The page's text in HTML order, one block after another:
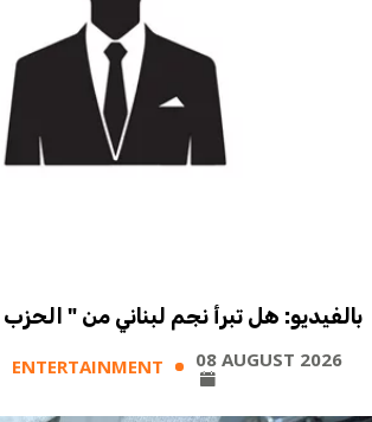
بالفيديو: هل تبرأ نجم لبناني من "
ENTERTAINMENT 08 AUGUST 2026